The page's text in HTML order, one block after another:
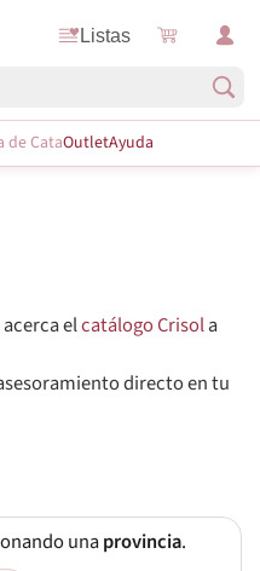
Listas
de CataOutletAyuda
elcatálogo Crisola
directo en tu
unaprovincia.